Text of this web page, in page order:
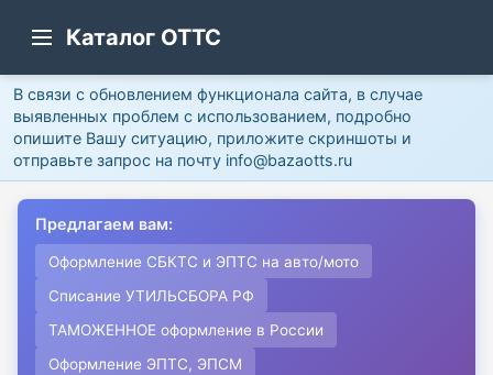
Каталог ОТТС
В связи с обновлением функционала сайта, в случае
выявленных проблем с использованием, подробно
опишите Вашу ситуацию, приложите скриншоты и
отправьте запрос на почту info@bazaotts.ru
Предлагаем вам:
Оформление СБКТС и ЭПТС на авто/мото
Списание УТИЛЬСБОРА РФ
ТАМОЖЕННОЕ оформление в России
Оформление ЭПТС, ЭПСМ